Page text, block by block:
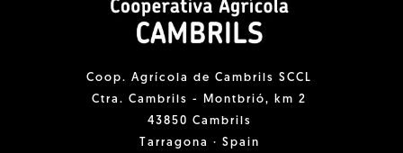
Coop. Agrícola de Cambrils SCCL
Ctra. Cambrils - Montbrió, km 2
43850 Cambrils
Tarragona · Spain